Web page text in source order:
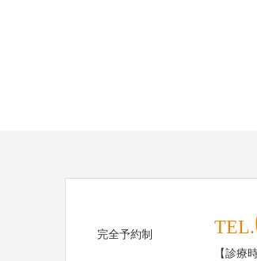
完全予約制 TEL.
【診療